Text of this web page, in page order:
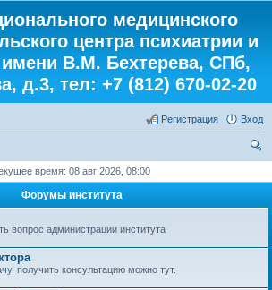
медицинского
центра психиатрии и
имени В.М. Бехтерева, СПб,
д.3, тел: +7 (812) 670-02-20
Вход
Регистрация
время: 08 авг 2026, 08:00
Форумы института
вопрос администрации института
получить консультацию можно тут.